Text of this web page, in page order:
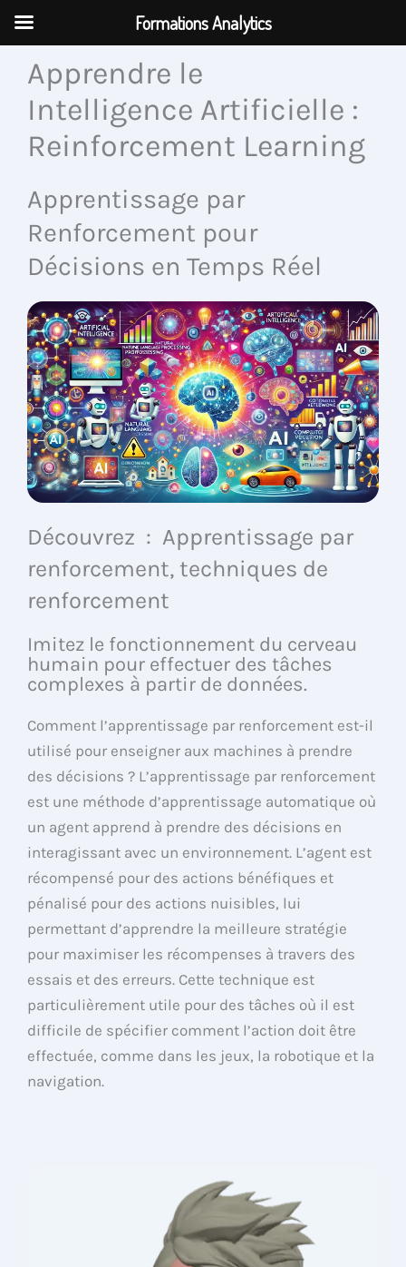
Aller
contenuApprendre le
Intelligence Artificielle :
Reinforcement Learning
Apprentissage par
Renforcement pour
Décisions en Temps Réel
Découvrez : Apprentissage par
renforcement, techniques de
renforcement
Imitez le fonctionnement du cerveau
humain pour effectuer des tâches
complexes à partir de données.
Comment l’apprentissage par renforcement est-il
utilisé pour enseigner aux machines à prendre
des décisions ? L’apprentissage par renforcement
est une méthode d’apprentissage automatique où
un agent apprend à prendre des décisions en
interagissant avec un environnement. L’agent est
récompensé pour des actions bénéfiques et
pénalisé pour des actions nuisibles, lui
permettant d’apprendre la meilleure stratégie
pour maximiser les récompenses à travers des
essais et des erreurs. Cette technique est
particulièrement utile pour des tâches où il est
difficile de spécifier comment l’action doit être
effectuée, comme dans les jeux, la robotique et la
navigation.
Formations Analytics